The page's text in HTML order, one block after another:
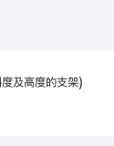
及高度的支架)